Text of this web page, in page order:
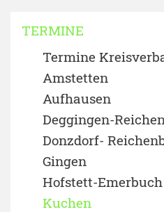
TERMINE
Termine
Amstetten
Aufhausen
Deggingen-
Donzdorf-
Gingen
Hofstett-Emerbuch
Kuchen